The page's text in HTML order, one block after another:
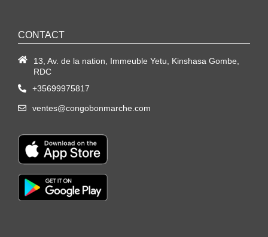
CONTACT
13, Av. de la nation, Immeuble Yetu, Kinshasa Gombe,
RDC
+35699975817
ventes@congobonmarche.com